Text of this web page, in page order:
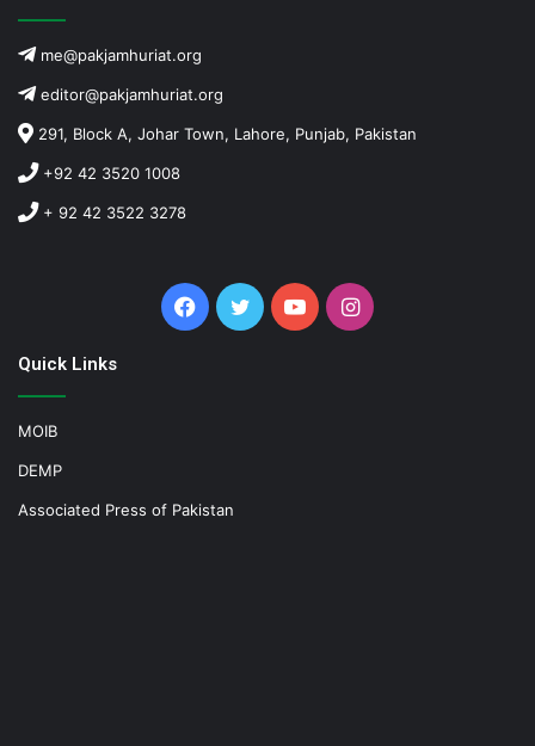
me@pakjamhuriat.org
editor@pakjamhuriat.org
291, Block A, Johar Town, Lahore, Punjab, Pakistan
+92 42 3520 1008
+ 92 42 3522 3278
Facebook
TwitterYouTubeInstagram
Quick Links
MOIB
DEMP
Associated Press of Pakistan